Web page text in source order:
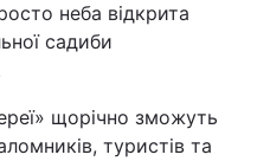
неба відкрита
садиби
щорічно зможуть
туристів та